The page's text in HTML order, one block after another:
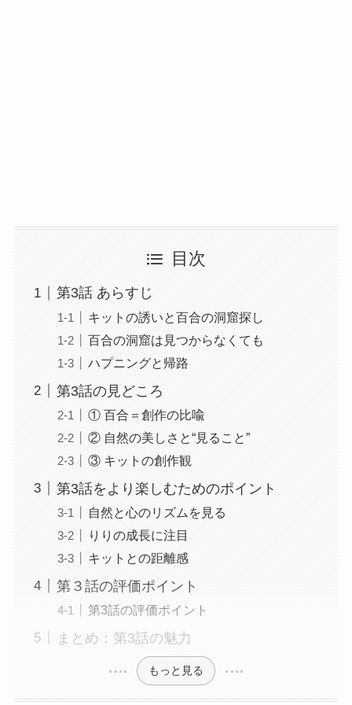
目次
第3話 あらすじ
キットの誘いと百合の洞窟探し
百合の洞窟は見つからなくても
ハプニングと帰路
第3話の見どころ
① 百合＝創作の比喩
② 自然の美しさと“見ること”
③ キットの創作観
第3話をより楽しむためのポイント
自然と心のリズムを見る
りりの成長に注目
キットとの距離感
第３話の評価ポイント
第3話の評価ポイント
まとめ：第3話の魅力
もっと見る